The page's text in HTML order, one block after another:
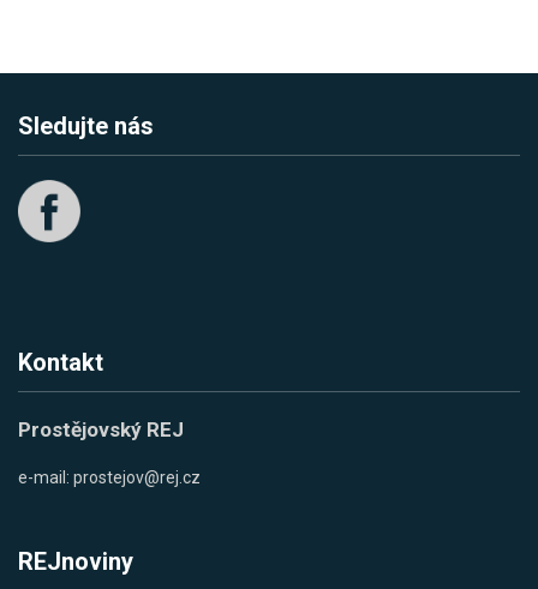
Sledujte nás
Kontakt
Prostějovský REJ
e-mail: prostejov@rej.cz
REJnoviny